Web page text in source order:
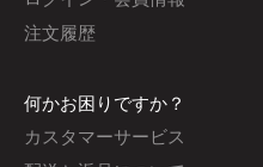
注文履歴
何かお困りですか？
カスタマーサービス